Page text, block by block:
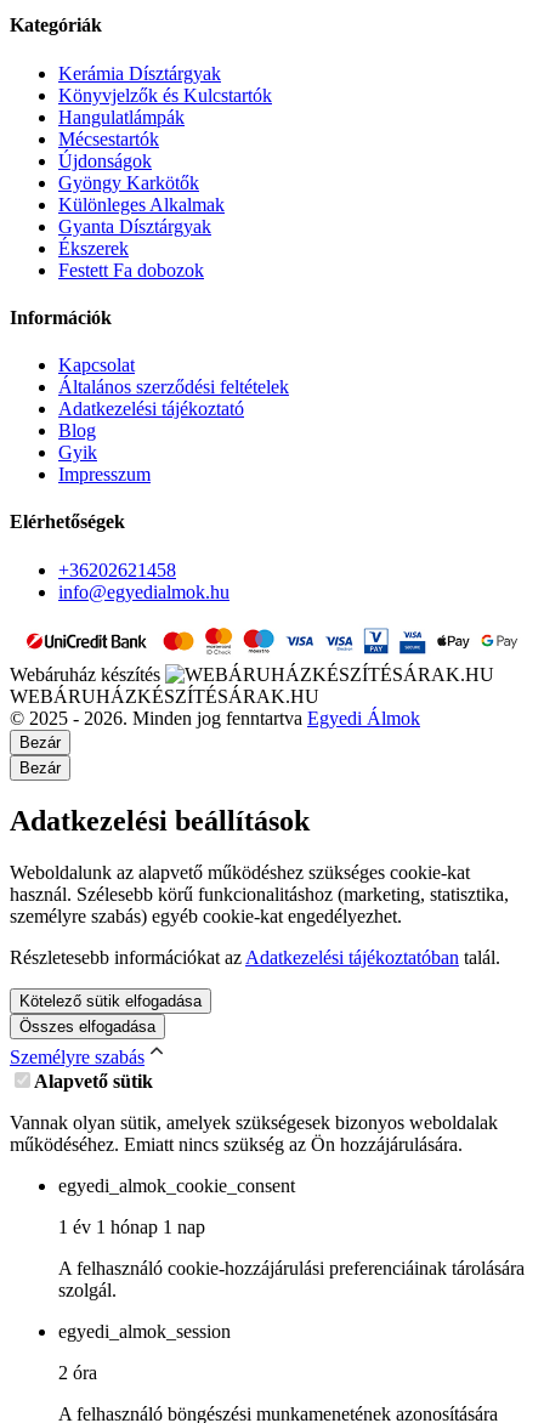
Kategóriák
Kerámia Dísztárgyak
Könyvjelzők és Kulcstartók
Hangulatlámpák
Mécsestartók
Újdonságok
Gyöngy Karkötők
Különleges Alkalmak
Gyanta Dísztárgyak
Ékszerek
Festett Fa dobozok
Információk
Kapcsolat
Általános szerződési feltételek
Adatkezelési tájékoztató
Blog
Gyik
Impresszum
Elérhetőségek
+36202621458
info@egyedialmok.hu
Webáruház készítés
WEBÁRUHÁZKÉSZÍTÉSÁRAK.HU
© 2025 - 2026. Minden jog fenntartva Egyedi Álmok
Bezár
Bezár
Adatkezelési beállítások
Weboldalunk az alapvető működéshez szükséges cookie-kat
használ. Szélesebb körű funkcionalitáshoz (marketing, statisztika,
személyre szabás) egyéb cookie-kat engedélyezhet.
Részletesebb információkat az Adatkezelési tájékoztatóban talál.
Kötelező sütik elfogadása
Összes elfogadása
Személyre szabás
Alapvető sütik
Vannak olyan sütik, amelyek szükségesek bizonyos weboldalak
működéséhez. Emiatt nincs szükség az Ön hozzájárulására.
egyedi_almok_cookie_consent
1 év 1 hónap 1 nap
A felhasználó cookie-hozzájárulási preferenciáinak tárolására
szolgál.
egyedi_almok_session
2 óra
A felhasználó böngészési munkamenetének azonosítására